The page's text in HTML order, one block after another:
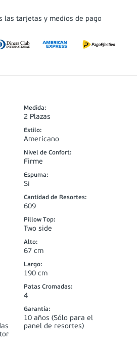
las tarjetas y medios de pago
Medida:
2 Plazas
Estilo:
Americano
Nivel de Confort:
Firme
Espuma:
Si
Cantidad de Resortes:
609
Pillow Top:
Two side
Alto:
67 cm
Largo:
190 cm
Patas Cromadas:
4
Garantía:
10 años (Sólo para el
panel de resortes)